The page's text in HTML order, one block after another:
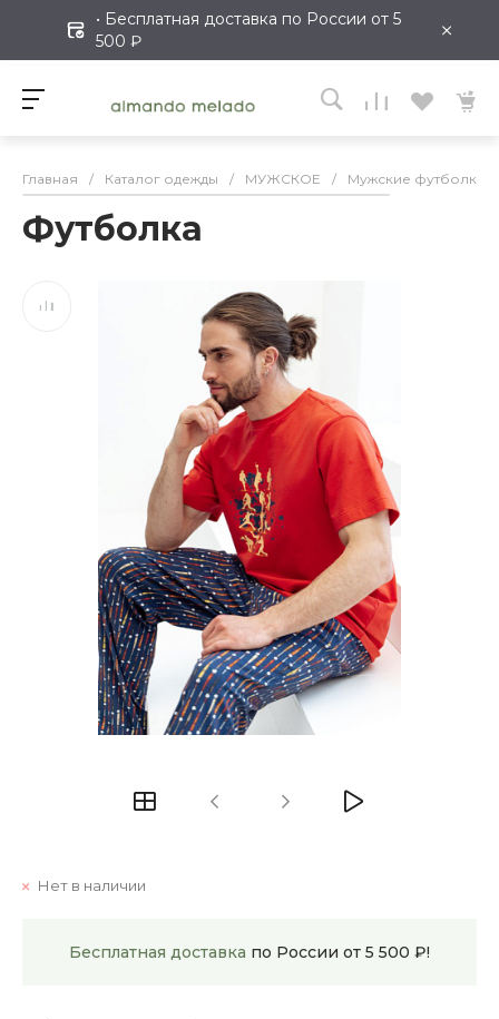
• Бесплатная доставка по России от 5
500 ₽
×
Главная / Каталог одежды / МУЖСКОЕ / Мужские футболки
Футболка
Нет в наличии
Бесплатная доставка по России от 5 500 ₽!